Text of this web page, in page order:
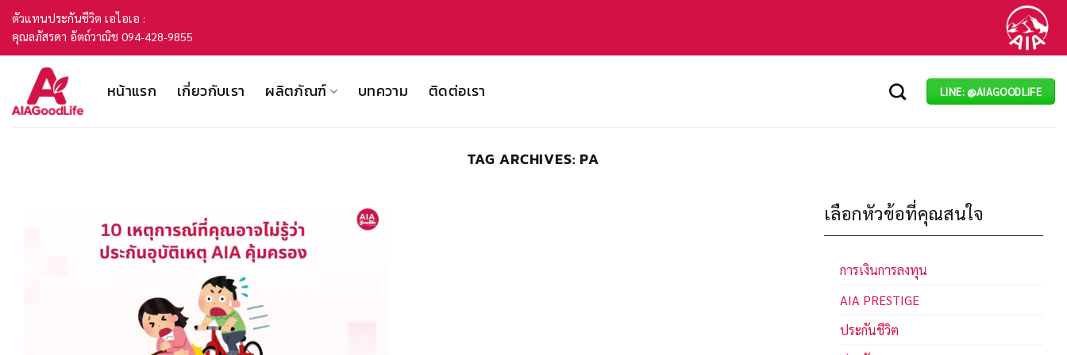
Skip
content
ตัวแทนประกันชีวิต เอไอเอ :
คุณลภัสรดา อัตถ์วาณิช 094-428-9855
หน้าแรก เกี่ยวกับเรา ผลิตภัณฑ์ บทความ ติดต่อเรา LINE: @AIAGOODLIFE
TAG ARCHIVES: PA
เลือกหัวข้อที่คุณสนใจ
การเงินการลงทุน
AIA PRESTIGE
ประกันชีวิต